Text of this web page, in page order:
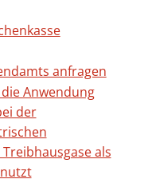
anfragen
Anwendung
der
als